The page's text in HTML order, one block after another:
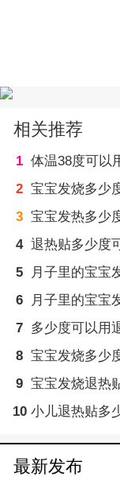
相关推荐
1 体温38度可以
2 宝宝发烧多少
3
4 退热贴多少度
5
月子里的宝宝
6
月子里的宝宝
7 多少度可以用
8 宝宝发烧多少
9
10 小儿退热贴多
最新发布